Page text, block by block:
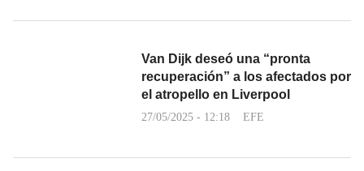
Van Dijk deseó una “pronta
recuperación” a los afectados por
el atropello en Liverpool
27/05/2025 - 12:18 EFE